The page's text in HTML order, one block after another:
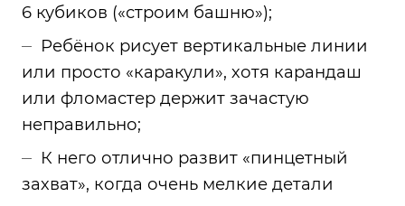
6 кубиков («строим башню»);
Ребёнок рисует вертикальные линии
или просто «каракули», хотя карандаш
или фломастер держит зачастую
неправильно;
К него отлично развит «пинцетный
захват», когда очень мелкие детали